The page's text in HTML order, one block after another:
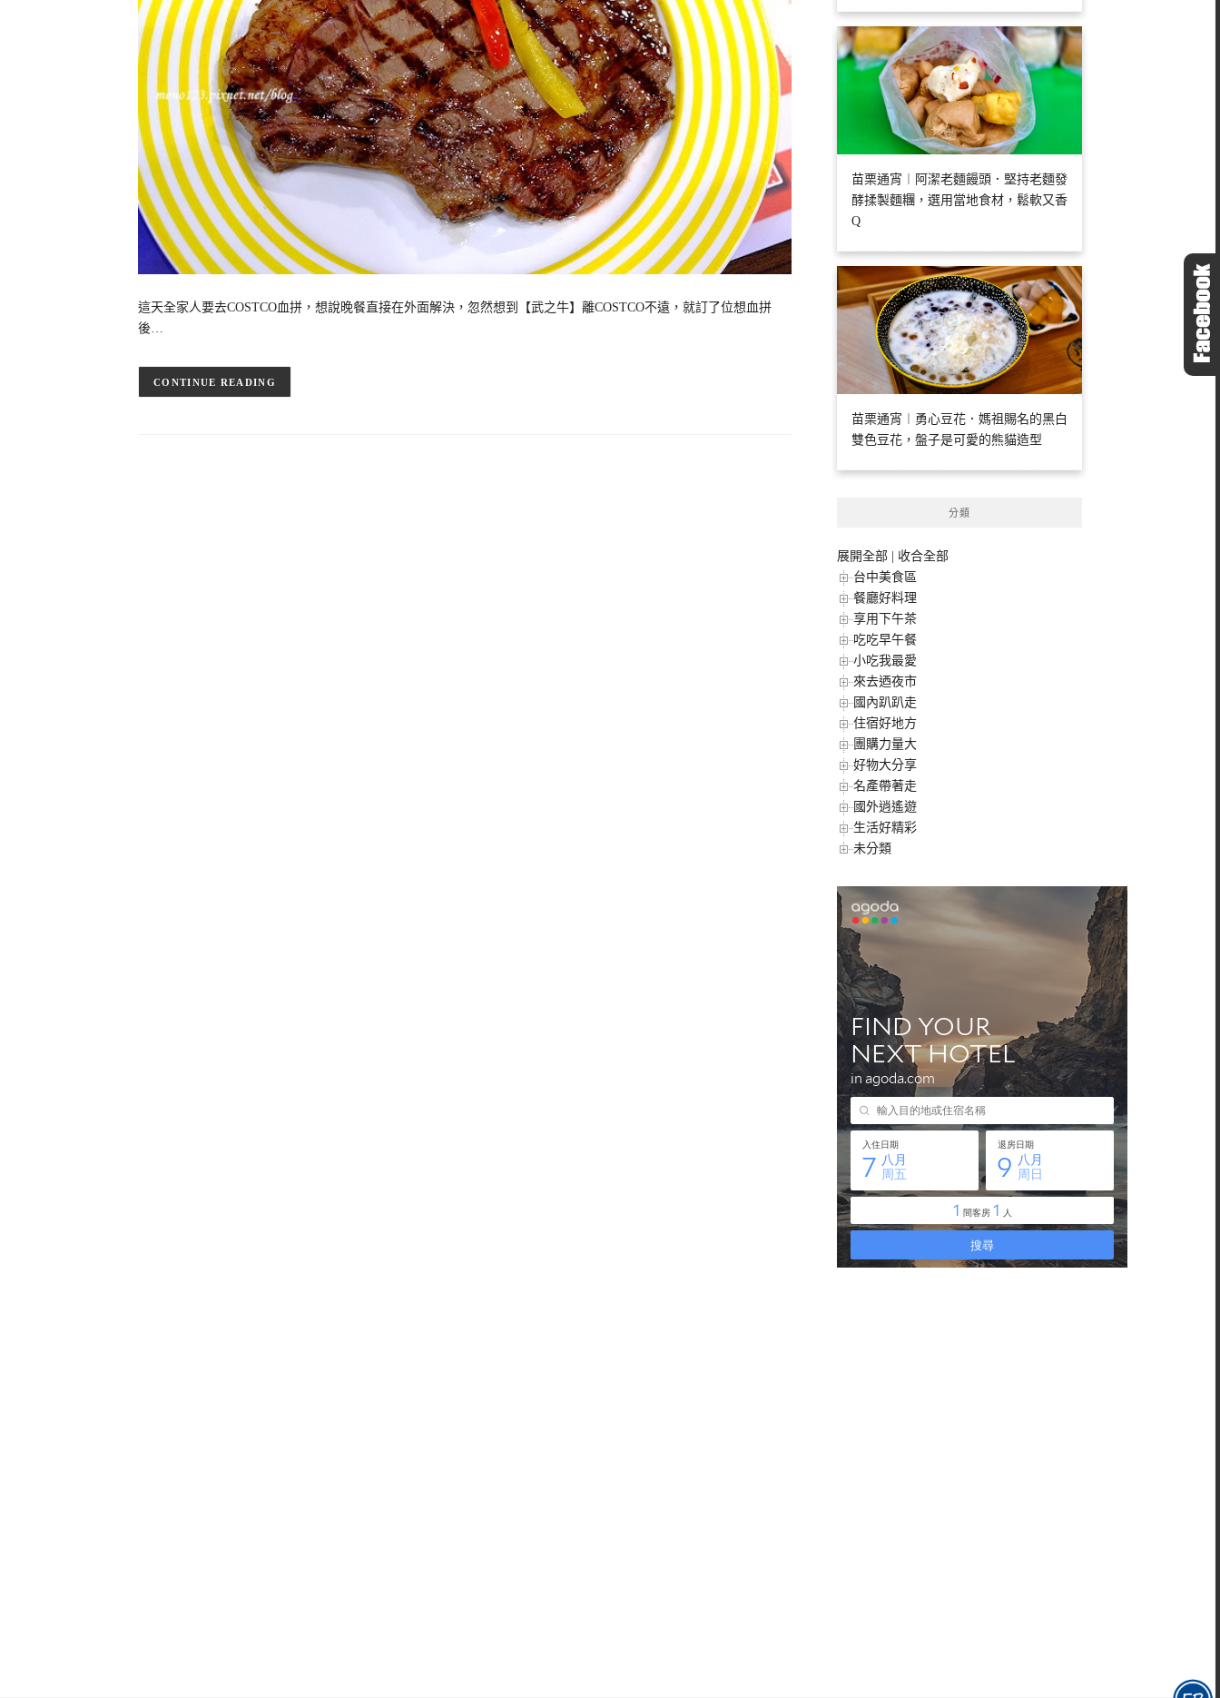
這天全家人要去COSTCO血拼，想說晚餐直接在外面解決，忽然想到【武之牛】離COSTCO不遠，就訂了位想血拼
後…
CONTINUE READING
苗栗通宵︱阿潔老麵饅頭．堅持老麵發
酵揉製麵糰，選用當地食材，鬆軟又香
Q
苗栗通宵︱勇心豆花．媽祖賜名的黑白
雙色豆花，盤子是可愛的熊貓造型
分類
展開全部
收合全部
台中美食區
餐廳好料理
享用下午茶
吃吃早午餐
小吃我最愛
來去迺夜市
國內趴趴走
住宿好地方
團購力量大
好物大分享
名產帶著走
國外逍遙遊
生活好精彩
未分類